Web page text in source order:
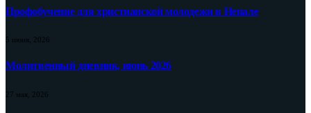
Профобучение для христианской молодежи в Непале
5 июня, 2026
Молитвенный дневник, июнь 2026
27 мая, 2026